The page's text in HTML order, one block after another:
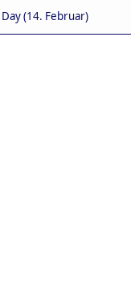
(14. Februar)